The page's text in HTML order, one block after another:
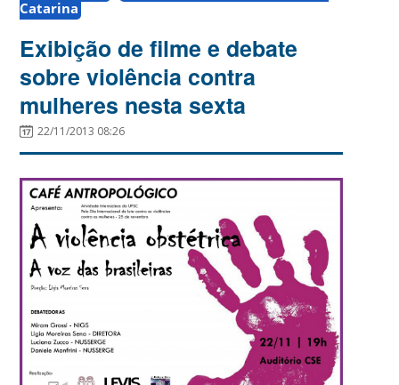
Catarina
Exibição de filme e debate
sobre violência contra
mulheres nesta sexta
22/11/2013 08:26